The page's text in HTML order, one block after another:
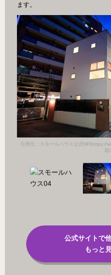
ます。
引用元：スモールハウス公式HP(https://
邸
公式サイトで
もっと